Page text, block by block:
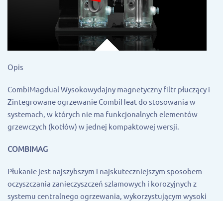
Opis
CombiMagdual Wysokowydajny magnetyczny filtr płuczący i
Zintegrowane ogrzewanie CombiHeat do stosowania w
systemach, w których nie ma funkcjonalnych elementów
grzewczych (kotłów) w jednej kompaktowej wersji.
COMBIMAG
Płukanie jest najszybszym i najskuteczniejszym sposobem
oczyszczania zanieczyszczeń szlamowych i korozyjnych z
systemu centralnego ogrzewania, wykorzystującym wysoki